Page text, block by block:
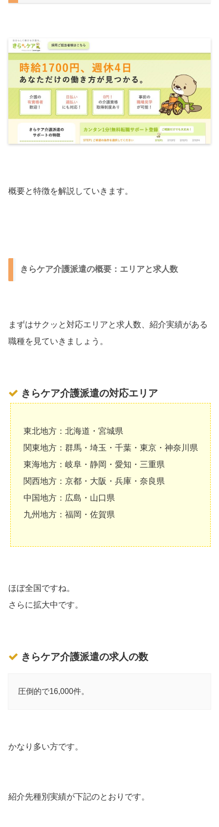
概要と特徴を解説していきます。
きらケア介護派遣の概要：エリアと求人数
まずはサクッと対応エリアと求人数、紹介実績がある
職種を見ていきましょう。
きらケア介護派遣の対応エリア
東北地方：北海道・宮城県
関東地方：群馬・埼玉・千葉・東京・神奈川県
東海地方：岐阜・静岡・愛知・三重県
関西地方：京都・大阪・兵庫・奈良県
中国地方：広島・山口県
九州地方：福岡・佐賀県
ほぼ全国ですね。
さらに拡大中です。
きらケア介護派遣の求人の数
圧倒的で16,000件。
かなり多い方です。
紹介先種別実績が下記のとおりです。